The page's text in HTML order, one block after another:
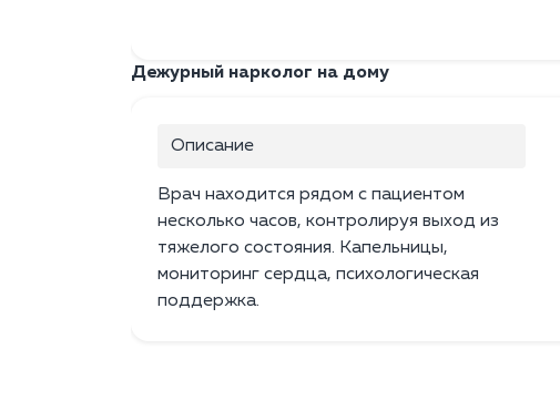
Дежурный нарколог на дому
Описание
Врач находится рядом с пациентом
несколько часов, контролируя выход из
тяжелого состояния. Капельницы,
мониторинг сердца, психологическая
поддержка.